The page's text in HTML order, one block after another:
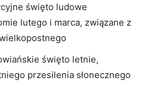
święto‌ ludowe
lutego i ‍marca, związane‌ z
święto letnie,
przesilenia ​słonecznego